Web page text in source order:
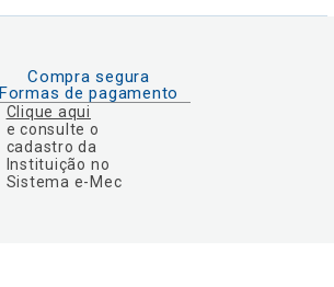
Compra segura
Formas de pagamento
Clique aqui
e consulte o
cadastro da
Instituição no
Sistema e-Mec